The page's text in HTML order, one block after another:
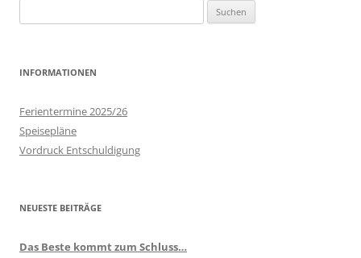
nach:
INFORMATIONEN
Ferientermine 2025/26
Speisepläne
Vordruck Entschuldigung
NEUESTE BEITRÄGE
Das Beste kommt zum Schluss…